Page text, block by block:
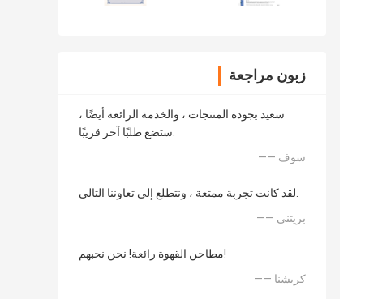
زبون مراجعة
سعيد بجودة المنتجات ، والخدمة الرائعة أيضًا ،
—— سوف
—— بريتني
مطاحن القهوة رائعة! نحن نحبهم!
—— كريشنا